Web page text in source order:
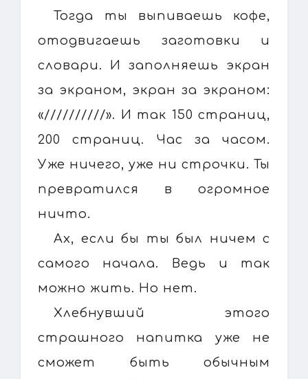
Тогда ты выпиваешь кофе,
отодвигаешь заготовки и
словари. И заполняешь экран
за экраном, экран за экраном:
«//////////». И так 150 страниц,
200 страниц. Час за часом.
Уже ничего, уже ни строчки. Ты
превратился в огромное
ничто.
Ах, если бы ты был ничем с
самого начала. Ведь и так
можно жить. Но нет.
Хлебнувший этого
страшного напитка уже не
сможет быть обычным